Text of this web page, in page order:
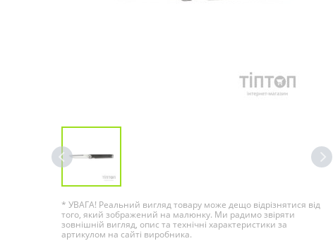
* УВАГА! Реальний вигляд товару може дещо відрізнятися від
того, який зображений на малюнку. Ми радимо звіряти
зовнішній вигляд, опис та технічні характеристики за
артикулом на сайті виробника.